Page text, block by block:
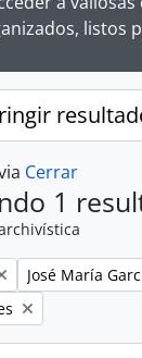
listos
Cerrar
1
Remove filter:
José María